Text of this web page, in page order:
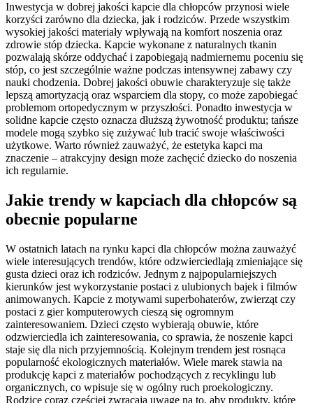
Inwestycja w dobrej jakości kapcie dla chłopców przynosi wiele
korzyści zarówno dla dziecka, jak i rodziców. Przede wszystkim
wysokiej jakości materiały wpływają na komfort noszenia oraz
zdrowie stóp dziecka. Kapcie wykonane z naturalnych tkanin
pozwalają skórze oddychać i zapobiegają nadmiernemu poceniu się
stóp, co jest szczególnie ważne podczas intensywnej zabawy czy
nauki chodzenia. Dobrej jakości obuwie charakteryzuje się także
lepszą amortyzacją oraz wsparciem dla stopy, co może zapobiegać
problemom ortopedycznym w przyszłości. Ponadto inwestycja w
solidne kapcie często oznacza dłuższą żywotność produktu; tańsze
modele mogą szybko się zużywać lub tracić swoje właściwości
użytkowe. Warto również zauważyć, że estetyka kapci ma
znaczenie – atrakcyjny design może zachęcić dziecko do noszenia
ich regularnie.
Jakie trendy w kapciach dla chłopców są
obecnie popularne
W ostatnich latach na rynku kapci dla chłopców można zauważyć
wiele interesujących trendów, które odzwierciedlają zmieniające się
gusta dzieci oraz ich rodziców. Jednym z najpopularniejszych
kierunków jest wykorzystanie postaci z ulubionych bajek i filmów
animowanych. Kapcie z motywami superbohaterów, zwierząt czy
postaci z gier komputerowych cieszą się ogromnym
zainteresowaniem. Dzieci często wybierają obuwie, które
odzwierciedla ich zainteresowania, co sprawia, że noszenie kapci
staje się dla nich przyjemnością. Kolejnym trendem jest rosnąca
popularność ekologicznych materiałów. Wiele marek stawia na
produkcję kapci z materiałów pochodzących z recyklingu lub
organicznych, co wpisuje się w ogólny ruch proekologiczny.
Rodzice coraz częściej zwracają uwagę na to, aby produkty, które